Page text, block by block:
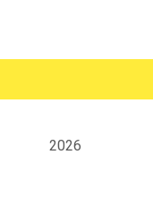
2026